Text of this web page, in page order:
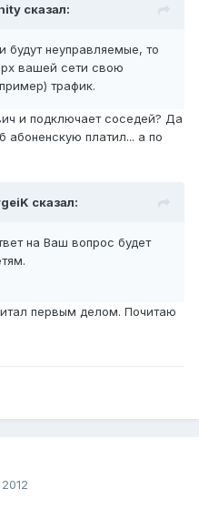
сказал:
будут неуправляемые, то
вашей сети свою
трафик.
и подключает соседей? Да
абоненскую платил... а по
сказал:
на Ваш вопрос будет
первым делом. Почитаю